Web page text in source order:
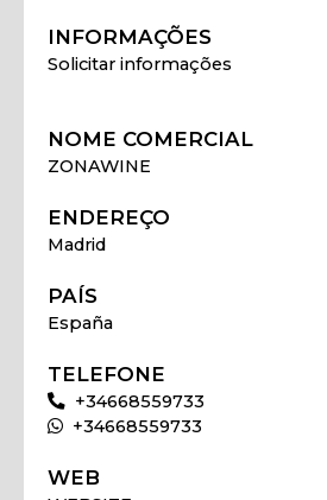
INFORMAÇÕES
Solicitar informações
NOME COMERCIAL
ZONAWINE
ENDEREÇO
Madrid
PAÍS
España
TELEFONE
+34668559733
+34668559733
WEB